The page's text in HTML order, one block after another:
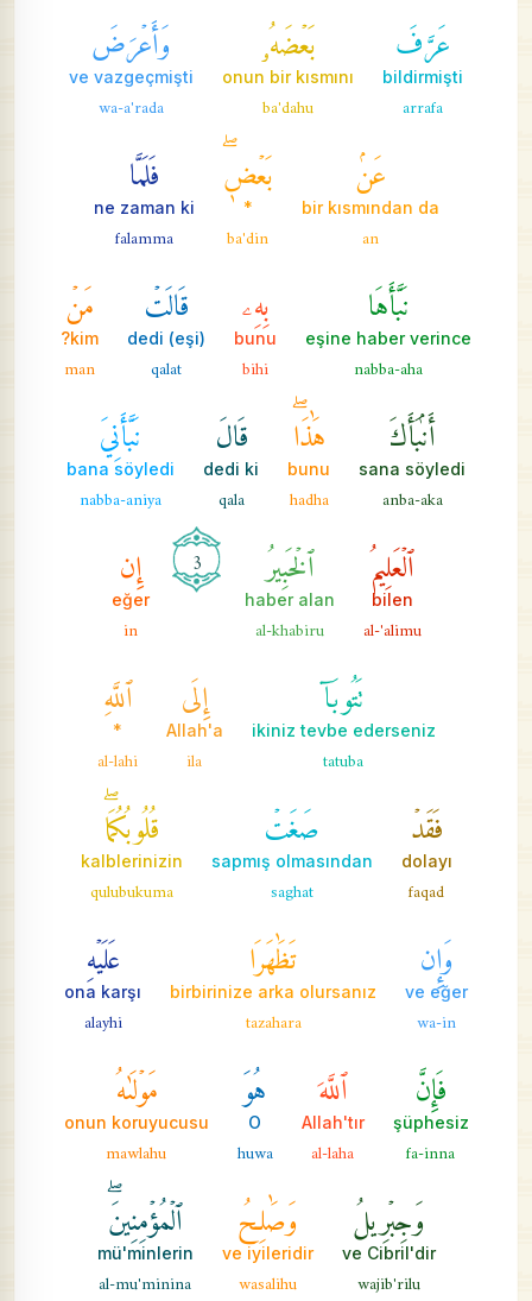
عَرَّفَ
bildirmişti
arrafa
بَعۡضَهُۥ
onun bir kısmını
ba'dahu
وَأَعۡرَضَ
ve vazgeçmişti
wa-a'rada
عَنۢ
bir kısmından da
an
بَعۡضٖۖ
*
ba'din
فَلَمَّا
ne zaman ki
falamma
نَبَّأَهَا
eşine haber verince
nabba-aha
بِهِۦ
bunu
bihi
قَالَتۡ
(eşi) dedi
qalat
مَنۡ
kim?
man
أَنۢبَأَكَ
sana söyledi
anba-aka
هَٰذَاۖ
bunu
hadha
قَالَ
dedi ki
qala
نَبَّأَنِيَ
bana söyledi
nabba-aniya
ٱلۡعَلِيمُ
bilen
al-'alimu
ٱلۡخَبِيرُ
haber alan
al-khabiru
3 إِن
eğer
in
تَتُوبَآ
ikiniz tevbe ederseniz
tatuba
إِلَى
Allah'a
ila
ٱللَّهِ
*
al-lahi
فَقَدۡ
dolayı
faqad
صَغَتۡ
sapmış olmasından
saghat
قُلُوبُكُمَاۖ
kalblerinizin
qulubukuma
وَإِن
ve eğer
wa-in
تَظَٰهَرَا
birbirinize arka olursanız
tazahara
عَلَيۡهِ
ona karşı
alayhi
فَإِنَّ
şüphesiz
fa-inna
ٱللَّهَ
Allah'tır
al-laha
هُوَ
O
huwa
مَوۡلَىٰهُ
onun koruyucusu
mawlahu
وَجِبۡرِيلُ
ve Cibril'dir
wajib'rilu
وَصَٰلِحُ
ve iyileridir
wasalihu
ٱلۡمُؤۡمِنِينَۖ
mü'minlerin
al-mu'minina